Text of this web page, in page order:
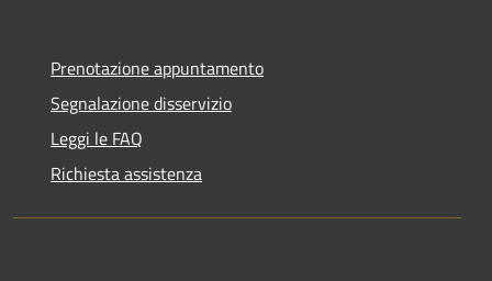
Prenotazione appuntamento
Segnalazione disservizio
Leggi le FAQ
Richiesta assistenza